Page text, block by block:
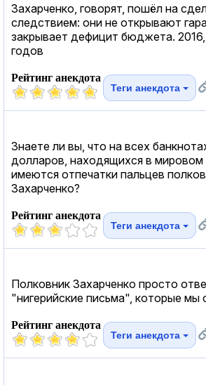
Захарченко, говорят, пошёл на
следствием: они не открывают
закрывает дефицит бюджета. 2016,
годов
Рейтинг анекдота
Теги анекдота
Знаете ли вы, что на всех
долларов, находящихся в мировом
имеются отпечатки пальцев
Захарченко?
Рейтинг анекдота
Теги анекдота
Полковник Захарченко просто
"нигерийские письма", которые мы
Рейтинг анекдота
Теги анекдота